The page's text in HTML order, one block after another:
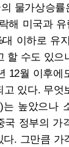
물가상승률
해 미국과
이하로 유
할 수도 있으
12월 이후에
있다. 무엇
높았으나
국 정부의 가
. 그만큼 가